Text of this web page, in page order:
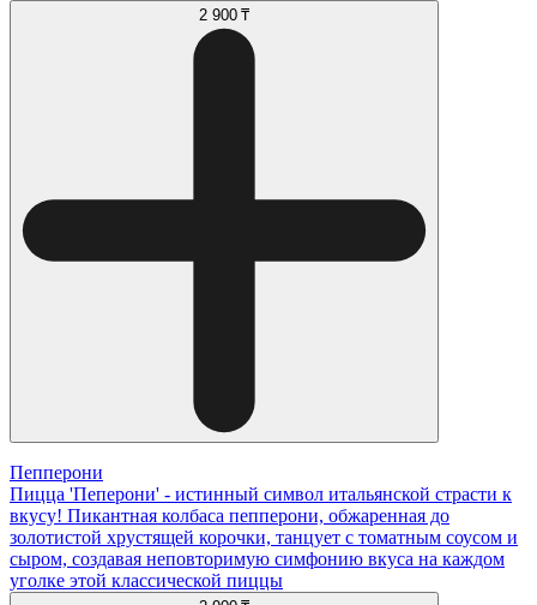
2 900 ₸
Пепперони
Пицца 'Пеперони' - истинный символ итальянской страсти к
вкусу! Пикантная колбаса пепперони, обжаренная до
золотистой хрустящей корочки, танцует с томатным соусом и
сыром, создавая неповторимую симфонию вкуса на каждом
уголке этой классической пиццы